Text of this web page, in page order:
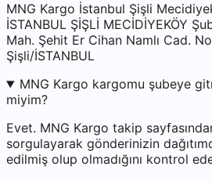
MNG Kargo İstanbul Şişli
İSTANBUL ŞİŞLİ MECİDİYEKÖY
Mah. Şehit Er Cihan Namlı Cad.
Şişli/İSTANBUL
MNG Kargo kargomu şubeye
miyim?
Evet. MNG Kargo takip
sorgulayarak gönderinizin
edilmiş olup olmadığını kontrol